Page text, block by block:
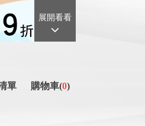
展開看看
單 購物車(0)